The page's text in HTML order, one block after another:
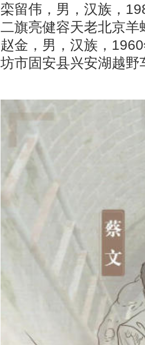
栾留伟，男，汉族，
二旗亮健容天老北京羊
赵金，男，汉族，
坊市固安县兴安湖越野